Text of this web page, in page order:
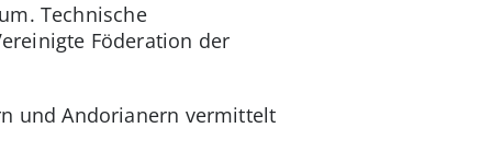
Technische
Föderation der
und Andorianern vermittelt